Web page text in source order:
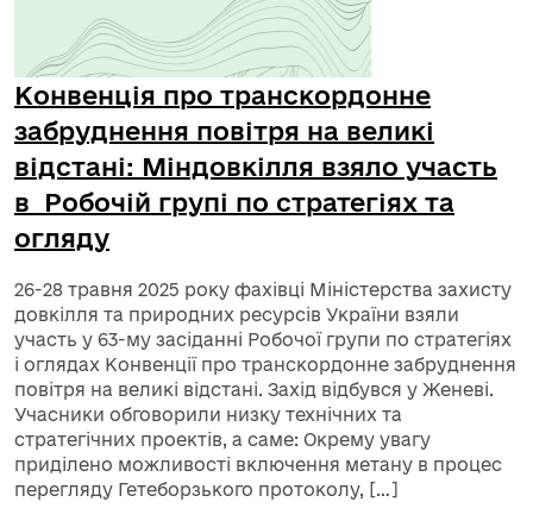
Конвенція про транскордонне
забруднення повітря на великі
відстані: Міндовкілля взяло участь
в Робочій групі по стратегіях та
огляду
26-28 травня 2025 року фахівці Міністерства захисту
довкілля та природних ресурсів України взяли
участь у 63-му засіданні Робочої групи по стратегіях
і оглядах Конвенції про транскордонне забруднення
повітря на великі відстані. Захід відбувся у Женеві.
Учасники обговорили низку технічних та
стратегічних проектів, а саме: Окрему увагу
приділено можливості включення метану в процес
перегляду Гетеборзького протоколу, […]